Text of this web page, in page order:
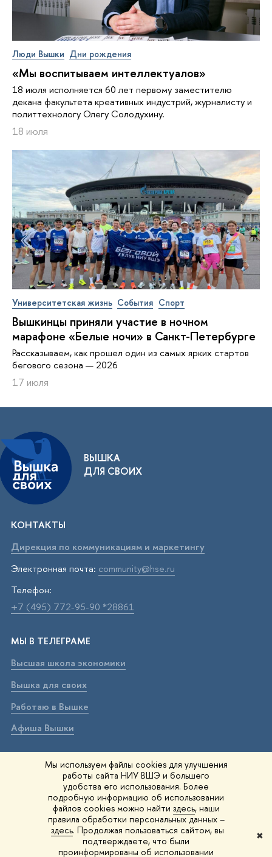
Мы используем файлы cookies для улучшения
работы сайта НИУ ВШЭ и большего
удобства его использования. Более
подробную информацию об использовании
файлов cookies можно найти здесь, наши
правила обработки персональных данных –
здесь. Продолжая пользоваться сайтом, вы
подтверждаете, что были
проинформированы об использовании
✖
Люди Вышки Дни рождения
«Мы воспитываем интеллектуалов»
18 июля исполняется 60 лет первому заместителю
декана факультета креативных индустрий, журналисту и
политтехнологу Олегу Солодухину.
18 июля
Университетская жизнь События Спорт
Вышкинцы приняли участие в ночном
марафоне «Белые ночи» в Санкт-Петербурге
Рассказываем, как прошел один из самых ярких стартов
бегового сезона — 2026
17 июля
ВЫШКА
ДЛЯ СВОИХ
КОНТАКТЫ
Дирекция по коммуникациям и маркетингу
Электронная почта: community@hse.ru
Телефон:
+7 (495) 772-95-90 *28861
МЫ В ТЕЛЕГРАМЕ
Высшая школа экономики
Вышка для своих
Работаю в Вышке
Афиша Вышки
ВЫШКА В МАХ
Высшая школа экономики
Вышка для своих
Работаю в Вышке
Афиша Вышки